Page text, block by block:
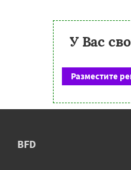
У Вас
Разместите
BFD